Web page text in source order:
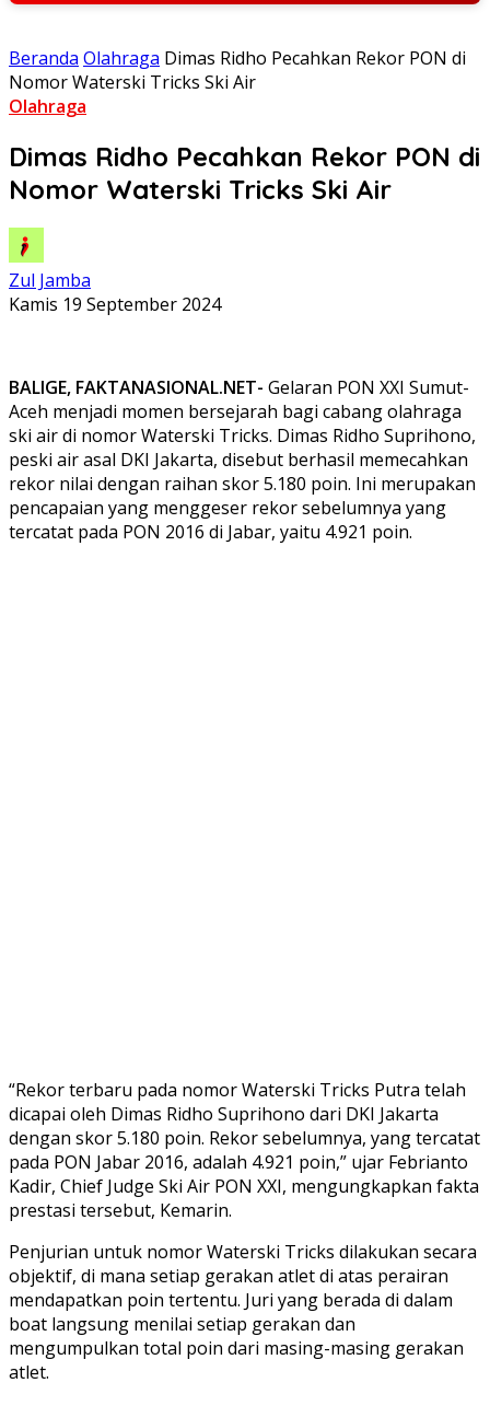
Beranda Olahraga Dimas Ridho Pecahkan Rekor PON di
Nomor Waterski Tricks Ski Air
Olahraga
Dimas Ridho Pecahkan Rekor PON di
Nomor Waterski Tricks Ski Air
Zul Jamba
Kamis 19 September 2024
BALIGE, FAKTANASIONAL.NET- Gelaran PON XXI Sumut-
Aceh menjadi momen bersejarah bagi cabang olahraga
ski air di nomor Waterski Tricks. Dimas Ridho Suprihono,
peski air asal DKI Jakarta, disebut berhasil memecahkan
rekor nilai dengan raihan skor 5.180 poin. Ini merupakan
pencapaian yang menggeser rekor sebelumnya yang
tercatat pada PON 2016 di Jabar, yaitu 4.921 poin.
“Rekor terbaru pada nomor Waterski Tricks Putra telah
dicapai oleh Dimas Ridho Suprihono dari DKI Jakarta
dengan skor 5.180 poin. Rekor sebelumnya, yang tercatat
pada PON Jabar 2016, adalah 4.921 poin,” ujar Febrianto
Kadir, Chief Judge Ski Air PON XXI, mengungkapkan fakta
prestasi tersebut, Kemarin.
Penjurian untuk nomor Waterski Tricks dilakukan secara
objektif, di mana setiap gerakan atlet di atas perairan
mendapatkan poin tertentu. Juri yang berada di dalam
boat langsung menilai setiap gerakan dan
mengumpulkan total poin dari masing-masing gerakan
atlet.